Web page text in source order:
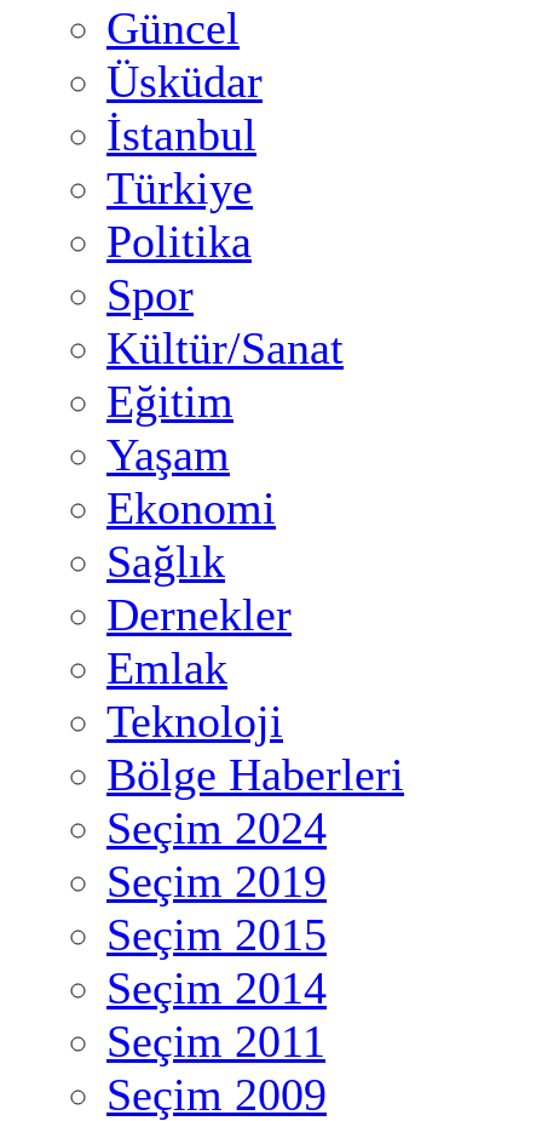
Güncel
Üsküdar
İstanbul
Türkiye
Politika
Spor
Kültür/Sanat
Eğitim
Yaşam
Ekonomi
Sağlık
Dernekler
Emlak
Teknoloji
Bölge Haberleri
Seçim 2024
Seçim 2019
Seçim 2015
Seçim 2014
Seçim 2011
Seçim 2009